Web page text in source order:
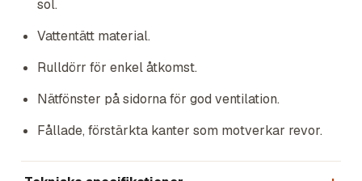
sol.
Vattentätt material.
Rulldörr för enkel åtkomst.
Nätfönster på sidorna för god ventilation.
Fållade, förstärkta kanter som motverkar revor.